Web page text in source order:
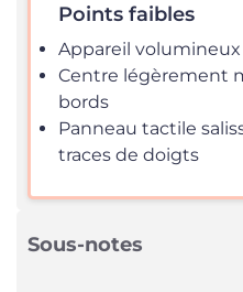
Points faibles
Appareil volumineux
Centre légèrement
bords
Panneau tactile
traces de doigts
Sous-notes